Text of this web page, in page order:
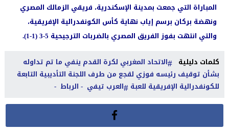
المباراة التي جمعت بمدينة الإسكندرية، فريقي الزمالك المصري
ونهضة بركان برسم إياب نهاية كأس الكونفدرالية الإفريقية،
والتي انتهت بفوز الفريق المصري بالضربات الترجيحية 5-3 (1-1).
كلمات دليلية
الاتحاد المغربي لكرة القدم ينفي ما تم تداوله
بشأن توقيف رئيسه فوزي لقجع من طرف اللجنة التأديبية التابعة
للكونفدرالية الإفريقية للعبة العرب تيفي - الرباط -